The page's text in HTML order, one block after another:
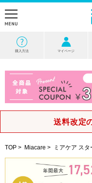
購入方法 マイページ
送料改定
TOP > Miacare > ミアケア ス